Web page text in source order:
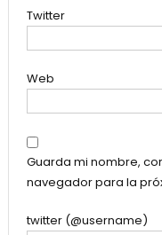
Twitter
Web
Guarda mi nombre,
navegador para la
twitter (@username)